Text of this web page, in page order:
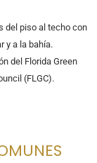
del piso al techo con
y a la bahía.
del Florida Green
(FLGC).